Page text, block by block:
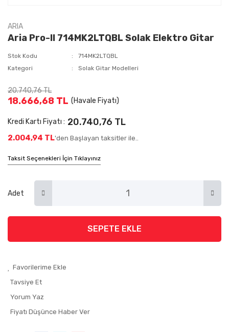
ARIA
Aria Pro-II 714MK2LTQBL Solak Elektro Gitar
Stok Kodu
714MK2LTQBL
Kategori
Solak Gitar Modelleri
20.740,76 TL
18.666,68 TL (Havale Fiyatı)
Kredi Kartı Fiyatı : 20.740,76 TL
2.004,94 TL'den Başlayan taksitler ile..
Taksit Seçenekleri İçin Tıklayınız
Adet
SEPETE EKLE
Tavsiye Et
Yorum Yaz
Fiyatı Düşünce Haber Ver